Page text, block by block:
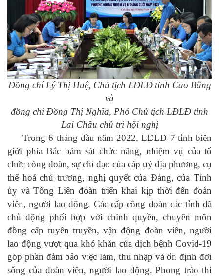
Đồng chí Lý Thị Huệ, Chủ tịch LĐLĐ tỉnh Cao Bằng
và
đồng chí Đồng Thị Nghĩa, Phó Chủ tịch LĐLĐ tỉnh
Lai Châu chủ trì hội nghị
Trong 6 tháng đầu năm 2022, LĐLĐ 7 tỉnh biên
giới phía Bắc bám sát chức năng, nhiệm vụ của tổ
chức công đoàn, sự chỉ đạo của cấp uỷ địa phương, cụ
thể hoá chủ trương, nghị quyết của Đảng, của Tỉnh
ủy và Tổng Liên đoàn triển khai kịp thời đến đoàn
viên, người lao động. Các cấp công đoàn các tỉnh đã
chủ động phối hợp với chính quyền, chuyên môn
đồng cấp tuyên truyền, vận động đoàn viên, người
lao động vượt qua khó khăn của dịch bệnh Covid-19
góp phần đảm bảo việc làm, thu nhập và ổn định đời
sống của đoàn viên, người lao động.Phong trào thi